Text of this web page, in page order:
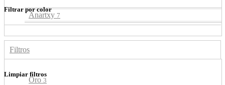
Anartxy 7
Filtrar por color
Filtros
Oro 3
Limpiar filtros